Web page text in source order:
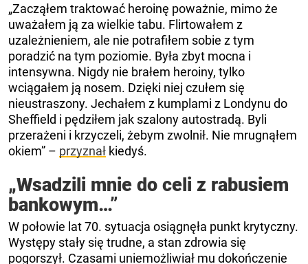
„Zacząłem traktować heroinę poważnie, mimo że
uważałem ją za wielkie tabu. Flirtowałem z
uzależnieniem, ale nie potrafiłem sobie z tym
poradzić na tym poziomie. Była zbyt mocna i
intensywna. Nigdy nie brałem heroiny, tylko
wciągałem ją nosem. Dzięki niej czułem się
nieustraszony. Jechałem z kumplami z Londynu do
Sheffield i pędziłem jak szalony autostradą. Byli
przerażeni i krzyczeli, żebym zwolnił. Nie mrugnąłem
okiem” – przyznał kiedyś.
„Wsadzili mnie do celi z rabusiem
bankowym…”
W połowie lat 70. sytuacja osiągnęła punkt krytyczny.
Występy stały się trudne, a stan zdrowia się
pogorszył. Czasami uniemożliwiał mu dokończenie